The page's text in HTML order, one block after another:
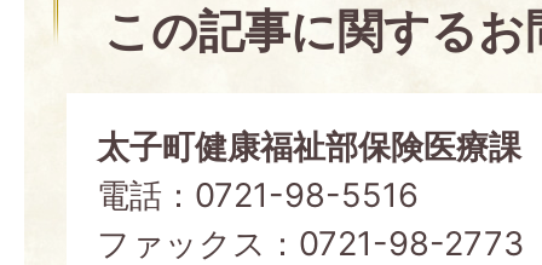
この記事に関する
太子町健康福祉部保険医療課
電話：0721-98-5516
ファックス：0721-98-2773